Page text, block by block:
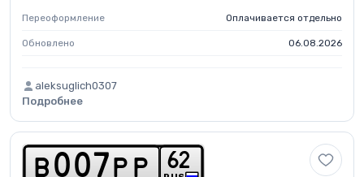
Переоформление Оплачивается отдельно
Обновлено 06.08.2026
aleksuglich0307
Подробнее
b 0 0 7 p p 62